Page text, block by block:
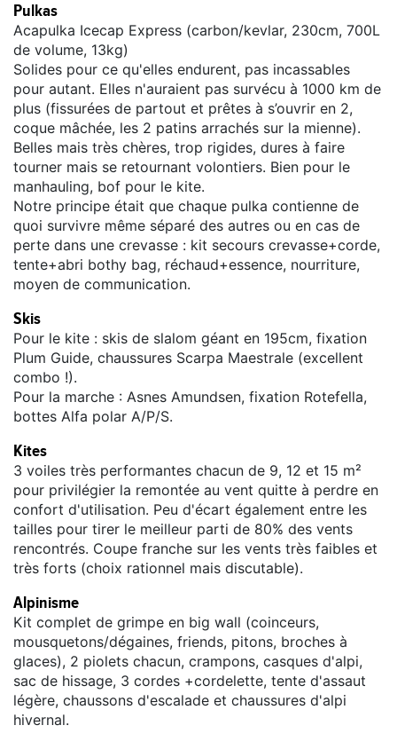
Pulkas
Acapulka Icecap Express (carbon/kevlar, 230cm, 700L
de volume, 13kg)
Solides pour ce qu'elles endurent, pas incassables
pour autant. Elles n'auraient pas survécu à 1000 km de
plus (fissurées de partout et prêtes à s’ouvrir en 2,
coque mâchée, les 2 patins arrachés sur la mienne).
Belles mais très chères, trop rigides, dures à faire
tourner mais se retournant volontiers. Bien pour le
manhauling, bof pour le kite.
Notre principe était que chaque pulka contienne de
quoi survivre même séparé des autres ou en cas de
perte dans une crevasse : kit secours crevasse+corde,
tente+abri bothy bag, réchaud+essence, nourriture,
moyen de communication.
Skis
Pour le kite : skis de slalom géant en 195cm, fixation
Plum Guide, chaussures Scarpa Maestrale (excellent
combo !).
Pour la marche : Asnes Amundsen, fixation Rotefella,
bottes Alfa polar A/P/S.
Kites
3 voiles très performantes chacun de 9, 12 et 15 m²
pour privilégier la remontée au vent quitte à perdre en
confort d'utilisation. Peu d'écart également entre les
tailles pour tirer le meilleur parti de 80% des vents
rencontrés. Coupe franche sur les vents très faibles et
très forts (choix rationnel mais discutable).
Alpinisme
Kit complet de grimpe en big wall (coinceurs,
mousquetons/dégaines, friends, pitons, broches à
glaces), 2 piolets chacun, crampons, casques d'alpi,
sac de hissage, 3 cordes +cordelette, tente d'assaut
légère, chaussons d'escalade et chaussures d'alpi
hivernal.